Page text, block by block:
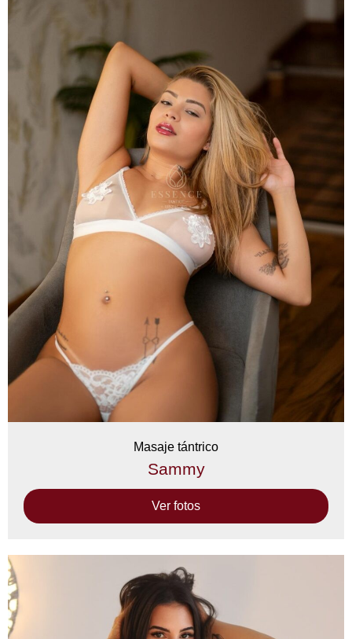
Masaje tántrico
Sammy
Ver fotos